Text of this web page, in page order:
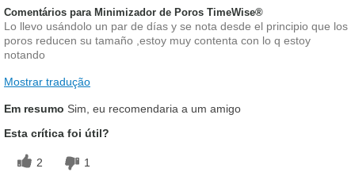
Comentários para Minimizador de Poros TimeWise®
Lo llevo usándolo un par de días y se nota desde el principio que los
poros reducen su tamaño ,estoy muy contenta con lo q estoy
notando
Mostrar tradução
Em resumo Sim, eu recomendaria a um amigo
Esta crítica foi útil?
2 1